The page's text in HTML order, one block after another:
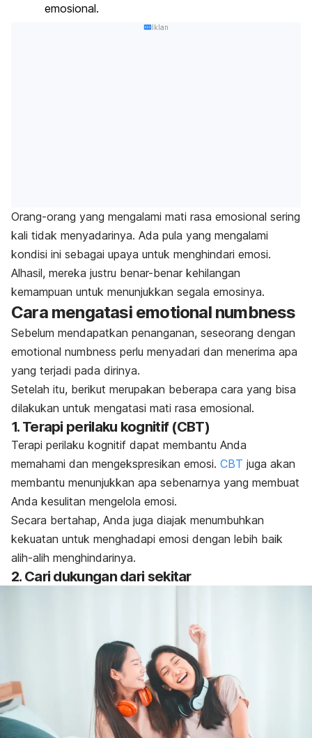
emosional.
Iklan
Orang-orang yang mengalami mati rasa emosional sering
kali tidak menyadarinya. Ada pula yang mengalami
kondisi ini sebagai upaya untuk menghindari emosi.
Alhasil, mereka justru benar-benar kehilangan
kemampuan untuk menunjukkan segala emosinya.
Cara mengatasi emotional numbness
Sebelum mendapatkan penanganan, seseorang dengan
emotional numbness perlu menyadari dan menerima apa
yang terjadi pada dirinya.
Setelah itu, berikut merupakan beberapa cara yang bisa
dilakukan untuk mengatasi mati rasa emosional.
1. Terapi perilaku kognitif (CBT)
Terapi perilaku kognitif dapat membantu Anda
memahami dan mengekspresikan emosi. CBT juga akan
membantu menunjukkan apa sebenarnya yang membuat
Anda kesulitan mengelola emosi.
Secara bertahap, Anda juga diajak menumbuhkan
kekuatan untuk menghadapi emosi dengan lebih baik
alih-alih menghindarinya.
2. Cari dukungan dari sekitar